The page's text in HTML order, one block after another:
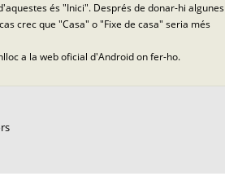
és "Inici". Després de donar-hi algunes
crec que "Casa" o "Fixe de casa" seria més
a la web oficial d'Android on fer-ho.